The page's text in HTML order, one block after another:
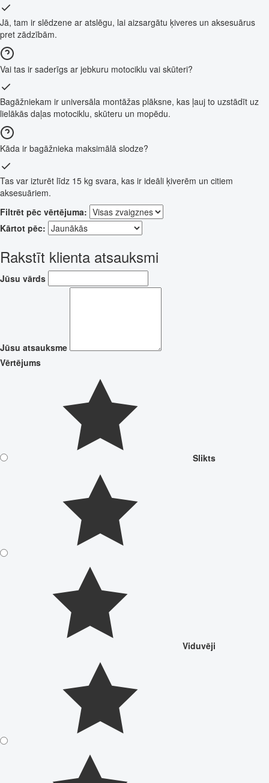
Jā, tam ir slēdzene ar atslēgu, lai aizsargātu ķiveres un aksesuārus
pret zādzībām.
Vai tas ir saderīgs ar jebkuru motociklu vai skūteri?
Bagāžniekam ir universāla montāžas plāksne, kas ļauj to uzstādīt uz
lielākās daļas motociklu, skūteru un mopēdu.
Kāda ir bagāžnieka maksimālā slodze?
Tas var izturēt līdz 15 kg svara, kas ir ideāli ķiverēm un citiem
aksesuāriem.
Filtrēt pēc vērtējuma:
Kārtot pēc:
Rakstīt klienta atsauksmi
Jūsu vārds
Jūsu atsauksme
Vērtējums
Slikts
Viduvēji